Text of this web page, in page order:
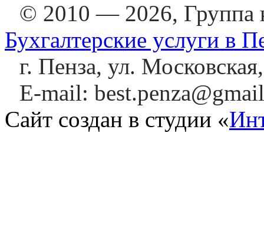
© 2010 — 2026, Группа
Бухгалтерские услуги в
г. Пенза, ул.
E-mail:
Сайт создан в студии «